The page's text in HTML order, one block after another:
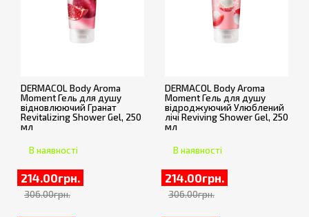
DERMACOL Body Aroma
Moment Гель для душу
відновлюючий Гранат
Revitalizing Shower Gel, 250
мл
В наявності
214.00грн.
306.00грн.
DERMACOL Body Aroma
Moment Гель для душу
відроджуючий Улюблений
лічі Reviving Shower Gel, 250
мл
В наявності
214.00грн.
306.00грн.